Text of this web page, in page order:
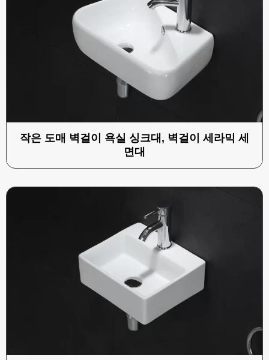
작은 도매 벽걸이 욕실 싱크대, 벽걸이 세라믹 세
면대